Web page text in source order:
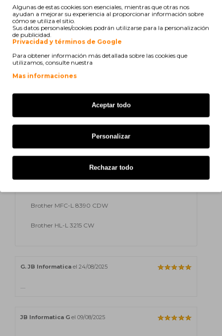
Brother HL-L 3220 CWE
Brother HL-L 3240 CDW
Brother HL-L 8230 CDW
Brother HL-L 8240 CDW
Brother MFC-L 3740 CDW Eco
Brother MFC-L 3740 Series
Brother MFC-L 8300 Series
Brother MFC-L 8390 CDW
Brother HL-L 3215 CW
G. JB Informatica el 24/08/2025
JB Informatica G el 09/08/2025
Algunas de estas cookies son esenciales, mientras que otras nos
ayudan a mejorar su experiencia al proporcionar información sobre
cómo se utiliza el sitio.
Sus datos personales/cookies podrán utilizarse para la personalización
de publicidad.
Privacidad y términos de Google
Para obtener información más detallada sobre las cookies que
utilizamos, consulte nuestra
Mas informaciones
Aceptar todo
Personalizar
Rechazar todo